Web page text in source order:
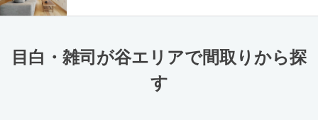
目白・雑司が谷エリアで間取りから探
す